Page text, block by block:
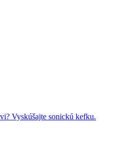
Vyskúšajte sonickú kefku.